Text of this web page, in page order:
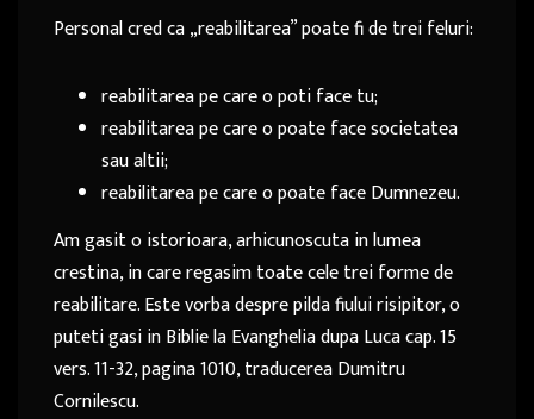
Personal cred ca „reabilitarea” poate fi de trei feluri:
reabilitarea pe care o poti face tu;
reabilitarea pe care o poate face societatea
sau altii;
reabilitarea pe care o poate face Dumnezeu.
Am gasit o istorioara, arhicunoscuta in lumea
crestina, in care regasim toate cele trei forme de
reabilitare. Este vorba despre pilda fiului risipitor, o
puteti gasi in Biblie la Evanghelia dupa Luca cap. 15
vers. 11-32, pagina 1010, traducerea Dumitru
Cornilescu.